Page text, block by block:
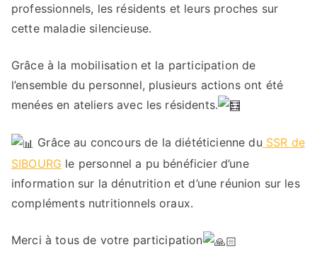
professionnels, les résidents et leurs proches sur
cette maladie silencieuse.
Grâce à la mobilisation et la participation de
l’ensemble du personnel, plusieurs actions ont été
menées en ateliers avec les résidents.
Grâce au concours de la diététicienne du SSR de
SIBOURG le personnel a pu bénéficier d’une
information sur la dénutrition et d’une réunion sur les
compléments nutritionnels oraux.
Merci à tous de votre participation